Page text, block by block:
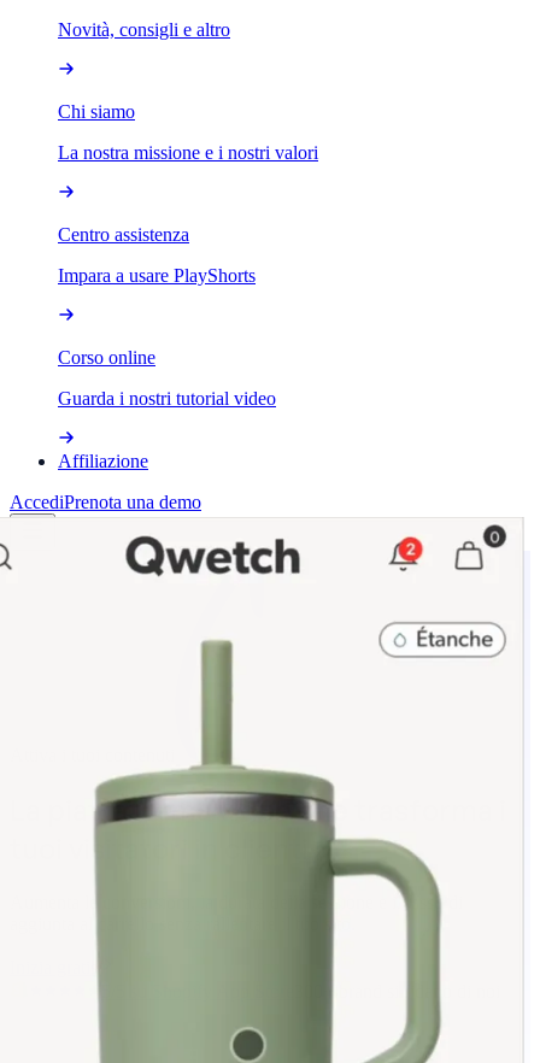
Novità, consigli e altro
Chi siamo
La nostra missione e i nostri valori
Centro assistenza
Impara a usare PlayShorts
Corso online
Guarda i nostri tutorial video
Affiliazione
AccediPrenota una demo
piattaformavideoche
Aumenta le conversioni, la durata della sessione e il tasso di